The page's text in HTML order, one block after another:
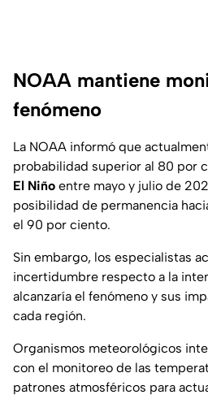
NOAA mantiene
fenómeno
La NOAA informó que
probabilidad superior al 80 por
El Niño entre mayo y julio de
posibilidad de permanencia
el 90 por ciento.
Sin embargo, los especialistas
incertidumbre respecto a la
alcanzaría el fenómeno y sus
cada región.
Organismos meteorológicos
con el monitoreo de las
patrones atmosféricos para